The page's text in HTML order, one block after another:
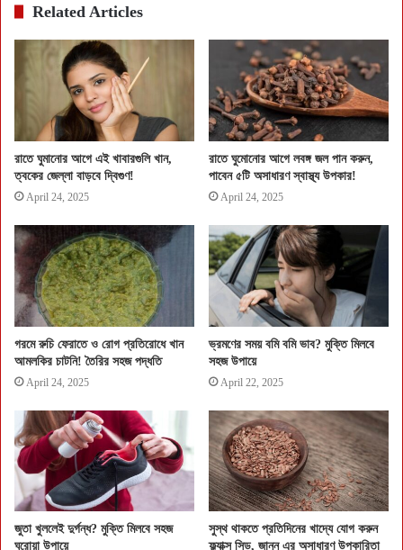
Related Articles
রাতে ঘুমানোর আগে এই খাবারগুলি খান,
ত্বকের জেল্লা বাড়বে দ্বিগুণ!
April 24, 2025
রাতে ঘুমোনোর আগে লবঙ্গ জল পান করুন,
পাবেন ৫টি অসাধারণ স্বাস্থ্য উপকার!
April 24, 2025
গরমে রুচি ফেরাতে ও রোগ প্রতিরোধে খান
আমলকির চাটনি! তৈরির সহজ পদ্ধতি
April 24, 2025
ভ্রমণের সময় বমি বমি ভাব? মুক্তি মিলবে
সহজ উপায়ে
April 22, 2025
জুতা খুললেই দুর্গন্ধ? মুক্তি মিলবে সহজ
ঘরোয়া উপায়ে
সুস্থ থাকতে প্রতিদিনের খাদ্যে যোগ করুন
ফ্ল্যাক্স সিড, জানুন এর অসাধারণ উপকারিতা